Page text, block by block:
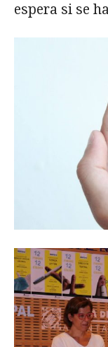
espera si se